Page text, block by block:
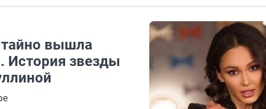
вышла
История звезды